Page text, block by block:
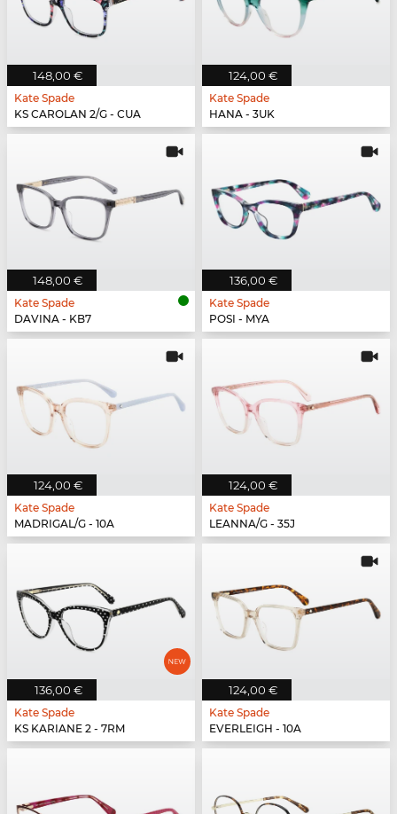
148,00 €
Kate Spade
KS CAROLAN 2/G - CUA
124,00 €
Kate Spade
HANA - 3UK
148,00 €
Kate Spade
DAVINA - KB7
136,00 €
Kate Spade
POSI - MYA
124,00 €
Kate Spade
MADRIGAL/G - 10A
124,00 €
Kate Spade
LEANNA/G - 35J
136,00 €
Kate Spade
KS KARIANE 2 - 7RM
124,00 €
Kate Spade
EVERLEIGH - 10A